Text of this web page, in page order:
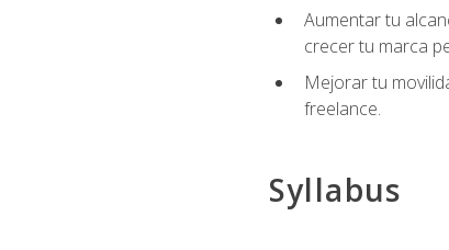
Aumentar tu
crecer tu marca
Mejorar tu
freelance.
Syllabus